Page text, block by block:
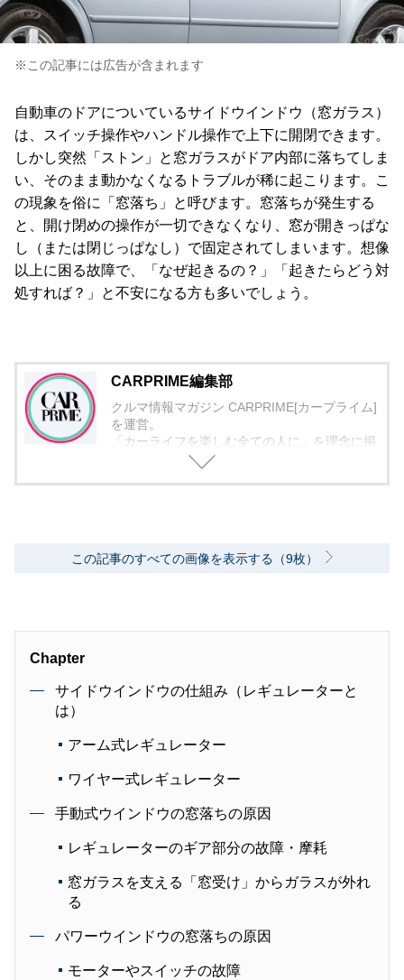
※この記事には広告が含まれます
自動車のドアについているサイドウインドウ（窓ガラス）
は、スイッチ操作やハンドル操作で上下に開閉できます。
しかし突然「ストン」と窓ガラスがドア内部に落ちてしま
い、そのまま動かなくなるトラブルが稀に起こります。こ
の現象を俗に「窓落ち」と呼びます。窓落ちが発生する
と、開け閉めの操作が一切できなくなり、窓が開きっぱな
し（または閉じっぱなし）で固定されてしまいます。想像
以上に困る故障で、「なぜ起きるの？」「起きたらどう対
処すれば？」と不安になる方も多いでしょう。
CARPRIME編集部
クルマ情報マガジン CARPRIME[カープライム]
を運営。
「カーライフを楽しむ全ての人に」を理念に掲
げ、編集に取り組んでいます。
この記事のすべての画像を表示する（9枚）
Chapter
サイドウインドウの仕組み（レギュレーターと
は）
アーム式レギュレーター
ワイヤー式レギュレーター
手動式ウインドウの窓落ちの原因
レギュレーターのギア部分の故障・摩耗
窓ガラスを支える「窓受け」からガラスが外れ
る
パワーウインドウの窓落ちの原因
モーターやスイッチの故障